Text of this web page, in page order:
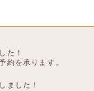
た！
約を承ります。
ました！